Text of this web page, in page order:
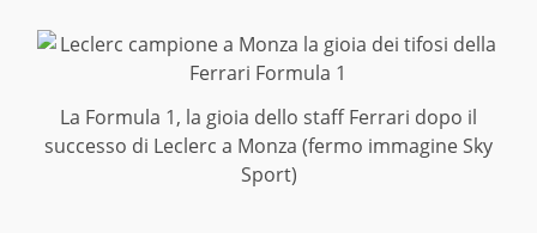
La Formula 1, la gioia dello staff Ferrari dopo il
successo di Leclerc a Monza (fermo immagine Sky
Sport)